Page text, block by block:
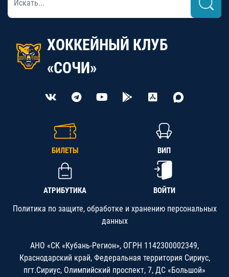
ХОККЕЙНЫЙ КЛУБ
«СОЧИ»
БИЛЕТЫ ВИП
АТРИБУТИКА ВОЙТИ
Политика по защите, обработке и хранению персональных
данных
АНО «СК «Кубань-Регион», ОГРН 1142300002349,
Краснодарский край, Федеральная территория Сириус,
пгт.Сириус, Олимпийский проспект, 7, ДС «Большой»